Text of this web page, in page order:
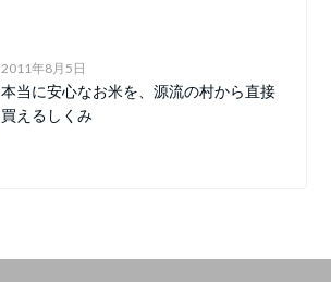
2011年8月5日
本当に安心なお米を、源流の村から直接
買えるしくみ